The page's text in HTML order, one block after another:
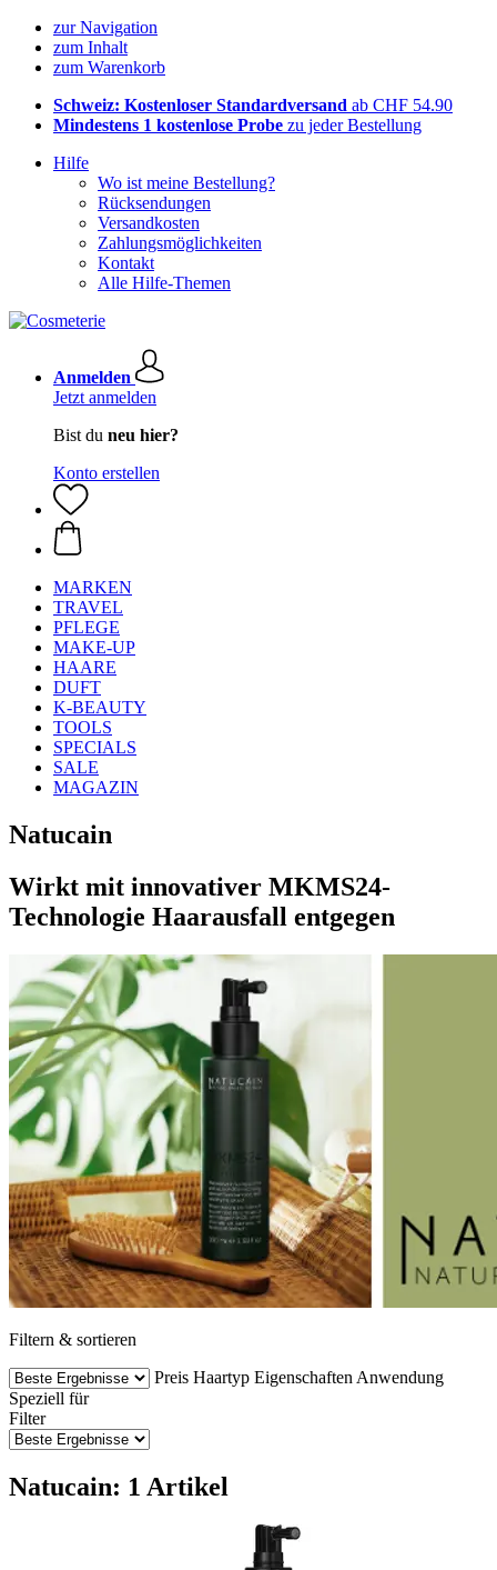
zur Navigation
zum Inhalt
zum Warenkorb
Schweiz: Kostenloser Standardversand ab CHF 54.90
Mindestens 1 kostenlose Probe zu jeder Bestellung
Hilfe
Wo ist meine Bestellung?
Rücksendungen
Versandkosten
Zahlungsmöglichkeiten
Kontakt
Alle Hilfe-Themen
Anmelden
Jetzt anmelden
Bist du neu hier?
Konto erstellen
MARKEN
TRAVEL
PFLEGE
MAKE-UP
HAARE
DUFT
K-BEAUTY
TOOLS
SPECIALS
SALE
MAGAZIN
Natucain
Wirkt mit innovativer MKMS24-
Technologie Haarausfall entgegen
Filtern & sortieren
Preis Haartyp Eigenschaften Anwendung
Speziell für
Filter
Natucain: 1 Artikel